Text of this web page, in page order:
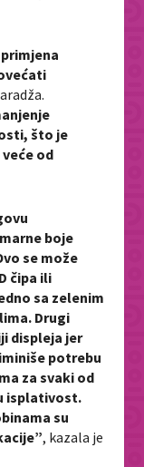
što je
od
boje
se može
čipa ili
sa zelenim
Drugi
displeja jer
potrebu
za svaki od
isplativost.
su
, kazala je